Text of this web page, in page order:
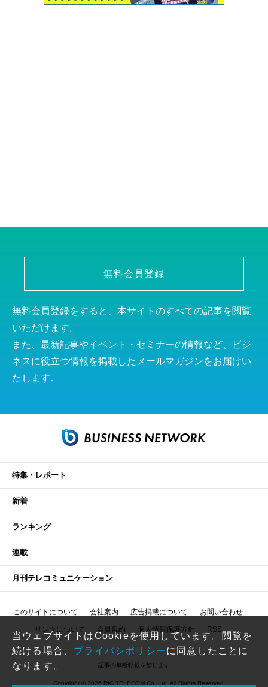
無料会員登録
無料会員登録をすると、本サイトのすべての記事を閲覧
いただけます。
また、最新記事やイベント・セミナーの情報など、ビジ
ネスに役立つ情報を掲載したメールマガジンをお届けい
たします。
特集・レポート
新着
ランキング
連載
月刊テレコミュニケーション
このサイトについて 会社案内 広告掲載について お問い合わせ
リンクについて 会員規約 個人情報保護方針 RSS
記事の無断転載を禁じます
Copyright © 2026 RIC TELECOM Co.,Ltd. All Rights Reserved.
当ウェブサイトはCookieを使用しています。閲覧を
続ける場合、 プライバシポリシーに同意したことに
なります。